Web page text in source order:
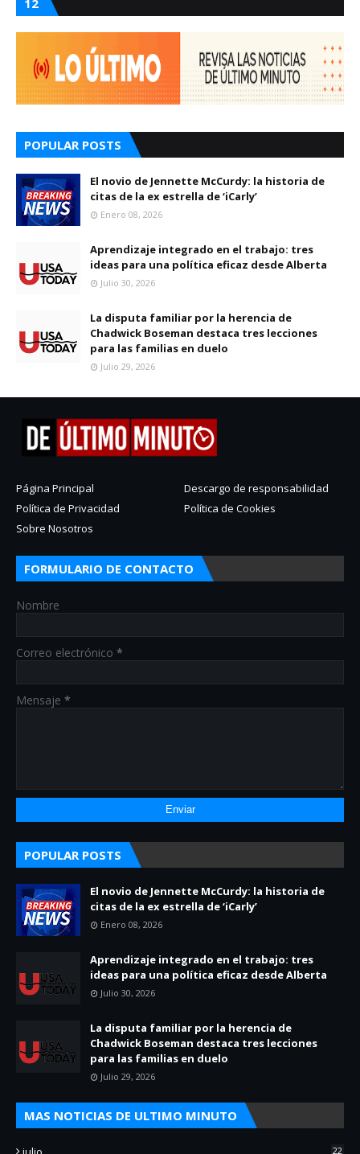
POPULAR POSTS
El novio de Jennette McCurdy: la historia de
citas de la ex estrella de ‘iCarly’
Enero 08, 2026
Aprendizaje integrado en el trabajo: tres
ideas para una política eficaz desde Alberta
Julio 30, 2026
La disputa familiar por la herencia de
Chadwick Boseman destaca tres lecciones
para las familias en duelo
Julio 29, 2026
Página Principal
Descargo de responsabilidad
Política de Privacidad
Política de Cookies
Sobre Nosotros
FORMULARIO DE CONTACTO
Nombre
Correo electrónico *
Mensaje *
POPULAR POSTS
El novio de Jennette McCurdy: la historia de
citas de la ex estrella de ‘iCarly’
Enero 08, 2026
Aprendizaje integrado en el trabajo: tres
ideas para una política eficaz desde Alberta
Julio 30, 2026
La disputa familiar por la herencia de
Chadwick Boseman destaca tres lecciones
para las familias en duelo
Julio 29, 2026
MAS NOTICIAS DE ULTIMO MINUTO
22